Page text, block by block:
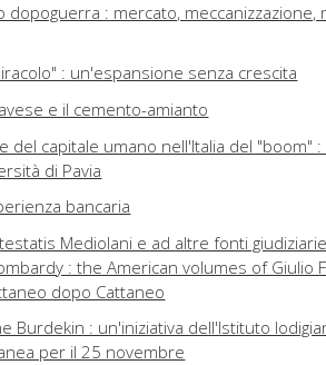
: mercato, meccanizzazione,
: un'espansione senza crescita
e il cemento-amianto
capitale umano nell'Italia del "boom" :
di Pavia
bancaria
Mediolani e ad altre fonti
: the American volumes of Giulio
dopo Cattaneo
Burdekin : un'iniziativa dell'Istituto
per il 25 novembre